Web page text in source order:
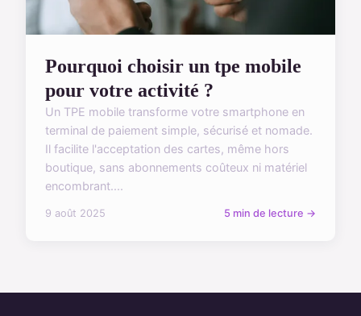
Pourquoi choisir un tpe mobile
pour votre activité ?
Un TPE mobile transforme votre smartphone en
terminal de paiement simple, sécurisé et nomade.
Il facilite l'acceptation des cartes, même hors
boutique, sans abonnements coûteux ni matériel
encombrant....
9 août 2025 5 min de lecture →